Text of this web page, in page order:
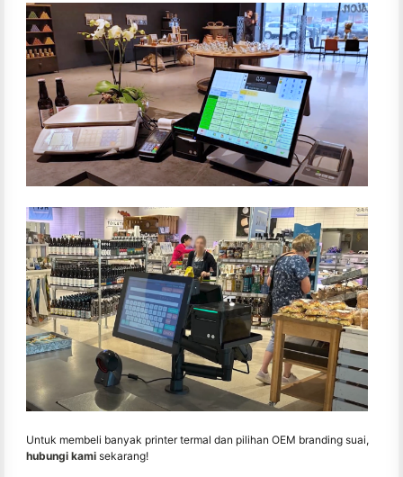
Untuk membeli banyak printer termal dan pilihan OEM branding suai,
hubungi kami sekarang!